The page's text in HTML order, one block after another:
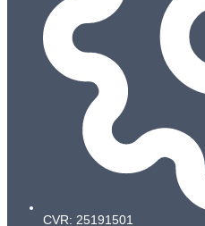
CVR: 25191501